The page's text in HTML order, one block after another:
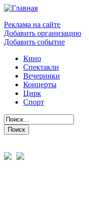
Реклама на сайте
Добавить организацию
Добавить событие
Кино
Спектакли
Вечеринки
Концерты
Цирк
Спорт